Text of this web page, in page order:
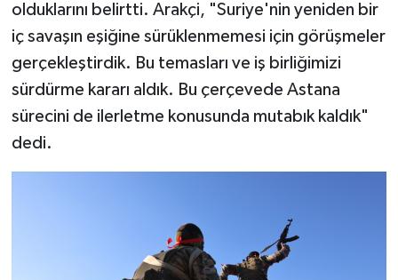
olduklarını belirtti. Arakçi, "Suriye'nin yeniden bir
iç savaşın eşiğine sürüklenmemesi için görüşmeler
gerçekleştirdik. Bu temasları ve iş birliğimizi
sürdürme kararı aldık. Bu çerçevede Astana
sürecini de ilerletme konusunda mutabık kaldık"
dedi.